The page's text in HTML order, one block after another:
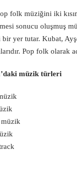
folk müziğini iki
sonucu oluşmuş
bir yer tutar. Kubat,
Pop folk olarak
müzik türleri